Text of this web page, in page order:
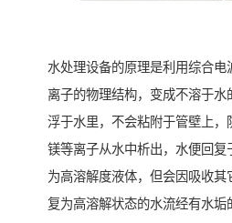
水处理设备的原理是利用综合电
离子的物理结构，变成不溶于
浮于水里，不会粘附于管壁上，
镁等离子从水中析出，水便回
为高溶解度液体，但会因吸收其
复为高溶解状态的水流经有水垢